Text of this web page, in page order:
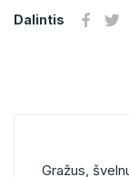
Dalintis
Gražus,